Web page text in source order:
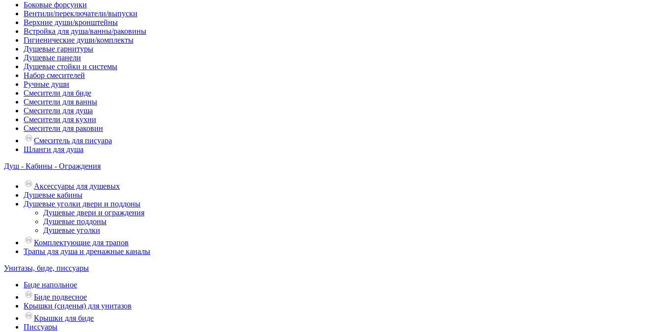
Боковые форсунки
Вентили/переключатели/выпуски
Верхние души/кронштейны
Встройка для душа/ванны/раковины
Гигиенические души/комплекты
Душевые гарнитуры
Душевые панели
Душевые стойки и системы
Набор смесителей
Ручные души
Смесители для биде
Смесители для ванны
Смесители для душа
Смесители для кухни
Смесители для раковин
Смеситель для писуара
Шланги для душа
Душ - Кабины - Ограждения
Аксессуары для душевых
Душевые кабины
Душевые уголки двери и поддоны
Душевые двери и ограждения
Душевые поддоны
Душевые уголки
Комплектующие для трапов
Трапы для душа и дренажные каналы
Унитазы, биде, писсуары
Биде напольное
Биде подвесное
Крышки (сиденья) для унитазов
Крышки для биде
Писсуары